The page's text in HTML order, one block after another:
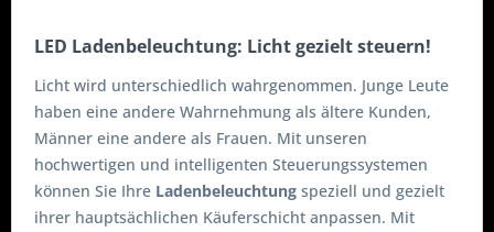
LED Ladenbeleuchtung: Licht gezielt steuern!
Licht wird unterschiedlich wahrgenommen. Junge Leute
haben eine andere Wahrnehmung als ältere Kunden,
Männer eine andere als Frauen. Mit unseren
hochwertigen und intelligenten Steuerungssystemen
können Sie Ihre Ladenbeleuchtung speziell und gezielt
ihrer hauptsächlichen Käuferschicht anpassen. Mit